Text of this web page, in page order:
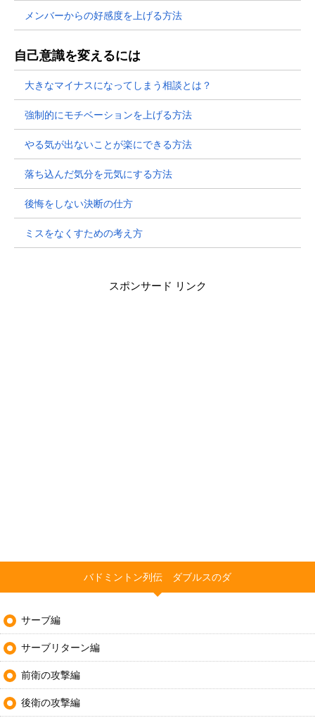
メンバーからの好感度を上げる方法
自己意識を変えるには
大きなマイナスになってしまう相談とは？
強制的にモチベーションを上げる方法
やる気が出ないことが楽にできる方法
落ち込んだ気分を元気にする方法
後悔をしない決断の仕方
ミスをなくすための考え方
スポンサード リンク
バドミントン列伝 ダブルスのダ
サーブ編
サーブリターン編
前衛の攻撃編
後衛の攻撃編